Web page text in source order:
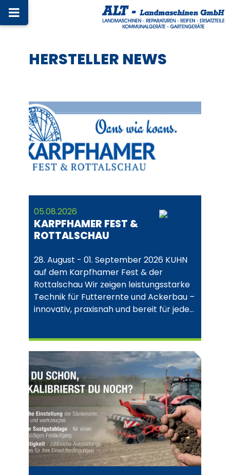
HERSTELLER NEWS
05.08.2026
KARPFHAMER FEST &
ROTTALSCHAU
28. August - 01. September 2026 KUHN
auf dem Karpfhamer Fest & der
Rottalschau Wir zeigen leistungsstarke
Technik für Futterernte und Ackerbau –
innovativ, praxisnah und bereit für jede…